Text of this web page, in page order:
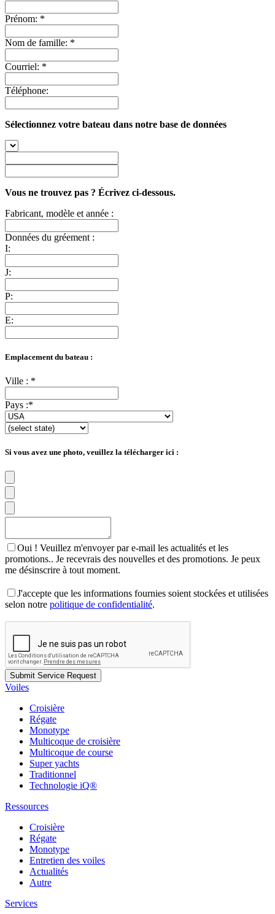
Prénom: *
Nom de famille: *
Courriel: *
Téléphone:
Sélectionnez votre bateau dans notre base de données
Vous ne trouvez pas ? Écrivez ci-dessous.
Fabricant, modèle et année :
Données du gréement :
I:
J:
P:
E:
Emplacement du bateau :
Ville : *
Pays :*
Si vous avez une photo, veuillez la télécharger ici :
Oui ! Veuillez m'envoyer par e-mail les actualités et les
promotions.. Je recevrais des nouvelles et des promotions. Je peux
me désinscrire à tout moment.
J'accepte que les informations fournies soient stockées et utilisées
selon notre politique de confidentialité.
Voiles
Croisière
Régate
Monotype
Multicoque de croisière
Multicoque de course
Super yachts
Traditionnel
Technologie iQ®
Ressources
Croisière
Régate
Monotype
Entretien des voiles
Actualités
Autre
Services